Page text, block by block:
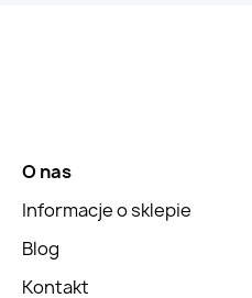
O nas
Informacje o sklepie
Blog
Kontakt